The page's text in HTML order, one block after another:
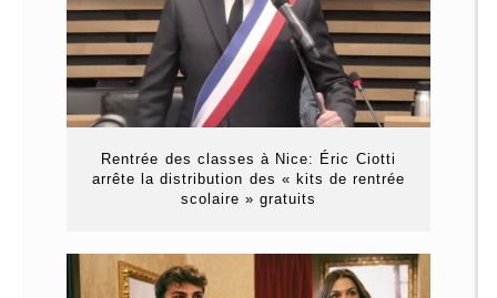
Rentrée des classes à Nice: Éric Ciotti
arrête la distribution des « kits de rentrée
scolaire » gratuits